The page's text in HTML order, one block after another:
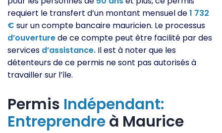
requiert le transfert d’un montant mensuel de1 732
€ sur un compte bancaire mauricien. Le processus
d’ouverturede ce compte peut être facilité par des
services d’assistance. Il est à noter que les
détenteurs de ce permis ne sont pas autorisés à
travailler sur l’île.
Permis Indépendant:
Entreprendreà Maurice